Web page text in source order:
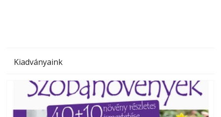
Kiadványaink